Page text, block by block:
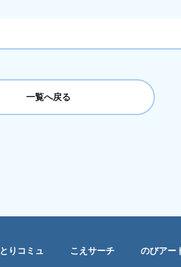
一覧へ戻る
とりコミュ こえサーチ のびアー